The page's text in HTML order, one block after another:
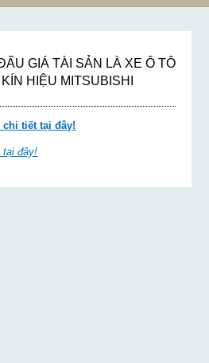
GIÁ TÀI SẢN LÀ XE Ô TÔ
HIỆU MITSUBISHI
tiết tại đây!
tại đây!